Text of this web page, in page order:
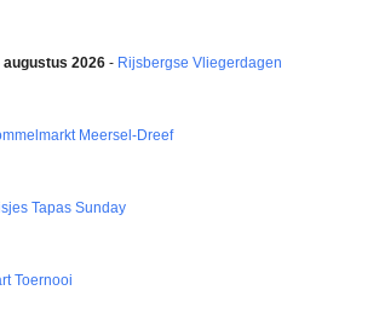
augustus 2026 - Rijsbergse Vliegerdagen
Meersel-Dreef
Tapas Sunday
Toernooi